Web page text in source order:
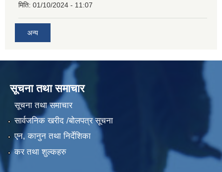
मिति: 01/10/2024 - 11:07
अन्य
सूचना तथा समाचार
सूचना तथा समाचार
सार्वजनिक खरीद /बोलपत्र सूचना
एन, कानुन तथा निर्देशिका
कर तथा शुल्कहरु